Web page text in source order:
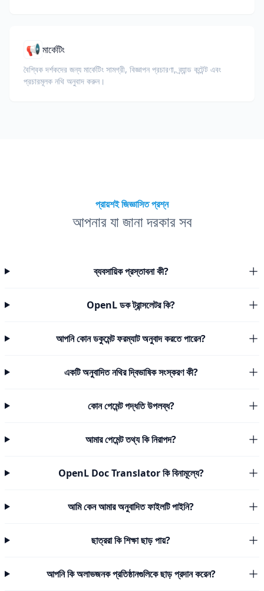
📢মার্কেটিং
বৈশ্বিক দর্শকদের জন্য মার্কেটিং সামগ্রী, বিজ্ঞাপন প্রচারণা, ব্র্যান্ড কন্টেন্ট এবং
প্রচারমূলক নথি অনুবাদ করুন।
প্রায়শই জিজ্ঞাসিত প্রশ্ন
আপনার যা জানা দরকার সব
ব্যবসায়িক প্রস্তাবনা কী?
OpenL ডক ট্রান্সলেটর কি?
আপনি কোন ডকুমেন্ট ফরম্যাট অনুবাদ করতে পারেন?
একটি অনুবাদিত নথির দ্বিভাষিক সংস্করণ কী?
কোন পেমেন্ট পদ্ধতি উপলব্ধ?
আমার পেমেন্ট তথ্য কি নিরাপদ?
OpenL Doc Translator কি বিনামূল্যে?
আমি কেন আমার অনুবাদিত ফাইলটি পাইনি?
ছাত্ররা কি শিক্ষা ছাড় পায়?
আপনি কি অলাভজনক প্রতিষ্ঠানগুলিকে ছাড় প্রদান করেন?